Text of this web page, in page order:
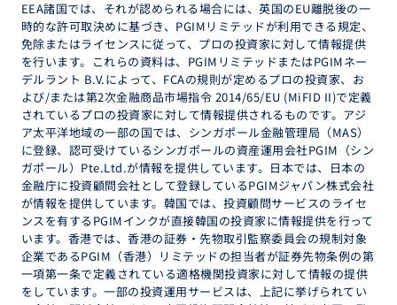
EEA諸国では、それが認められる場合には、英国のEU離脱後の一
時的な許可取決めに基づき、PGIMリミテッドが利用できる規定、
免除またはライセンスに従って、プロの投資家に対して情報提供
を行います。これらの資料は、PGIMリミテッドまたはPGIMネー
デルラント B.V.によって、FCAの規則が定めるプロの投資家、お
よび/または第2次金融商品市場指令 2014/65/EU (MiFID II)で定義
されているプロの投資家に対して情報提供されるものです。アジ
ア太平洋地域の一部の国では、シンガポール金融管理局（MAS）
に登録、認可受けているシンガポールの資産運用会社PGIM（シン
ガポール）Pte.Ltd.が情報を提供しています。日本では、日本の
金融庁に投資顧問会社として登録しているPGIMジャパン株式会社
が情報を提供しています。韓国では、投資顧問サービスのライセ
ンスを有するPGIMインクが直接韓国の投資家に情報提供を行って
います。香港では、香港の証券・先物取引監察委員会の規制対象
企業であるPGIM（香港）リミテッドの担当者が証券先物条例の第
一項第一条で定義されている適格機関投資家に対して情報の提供
をしています。一部の投資運用サービスは、上記に挙げられてい